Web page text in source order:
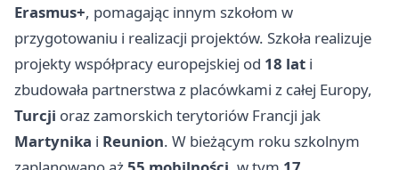
Erasmus+, pomagając innym szkołom w
przygotowaniu i realizacji projektów. Szkoła realizuje
projekty współpracy europejskiej od 18 lat i
zbudowała partnerstwa z placówkami z całej Europy,
Turcji oraz zamorskich terytoriów Francji jak
Martynika i Reunion. W bieżącym roku szkolnym